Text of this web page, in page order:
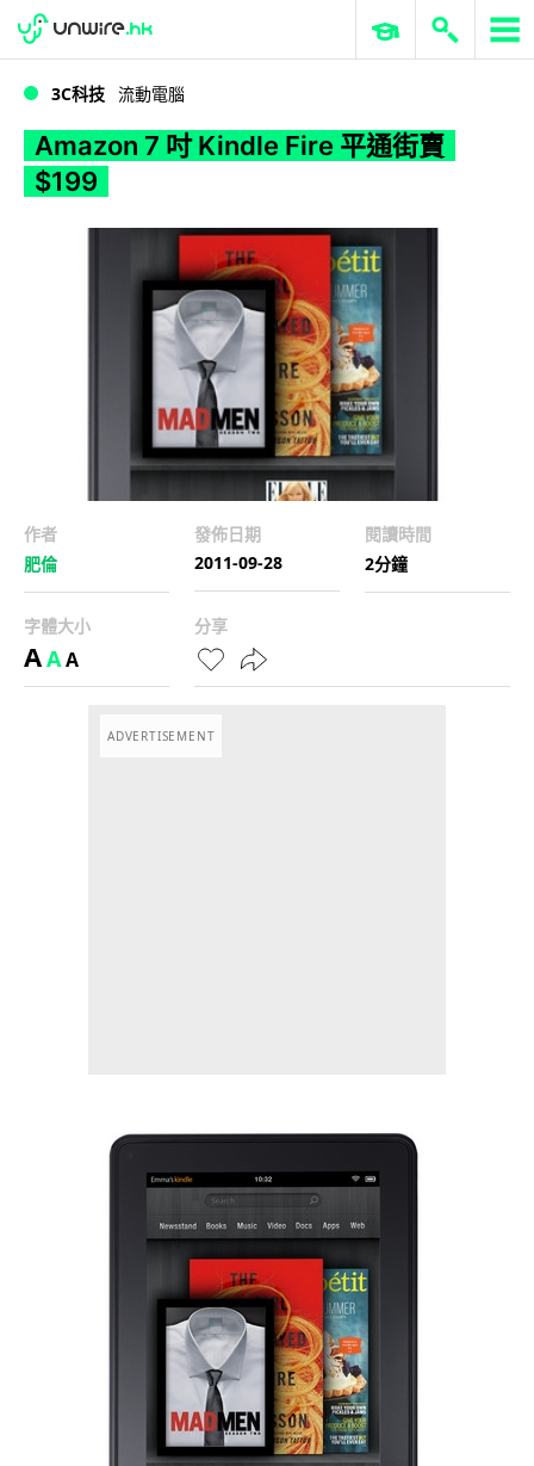
Amazon 7 吋 Kindle Fire 平通街賣 $199
WWDC 2026 ERP 與商業 AI
3C科技 流動電腦
Amazon 7 吋 Kindle Fire 平通街賣
$199
作者
肥倫
發佈日期
2011-09-28
閱讀時間
2分鐘
字體大小
AAA
分享
ADVERTISEMENT